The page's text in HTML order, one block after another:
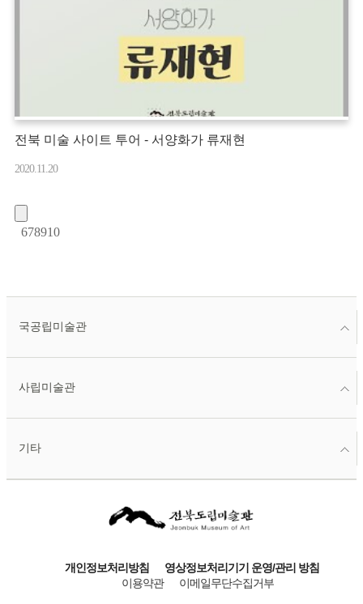
전북 미술 사이트 투어 - 서양화가 류재현
2020.11.20
678910
국공립미술관
사립미술관
기타
개인정보처리방침
영상정보처리기기 운영/관리 방침
이용약관
이메일무단수집거부